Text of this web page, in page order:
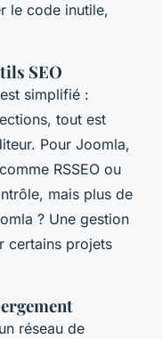
le code inutile,
SEO
simplifié :
tout est
Pour Joomla,
RSSEO ou
mais plus de
? Une gestion
certains projets
réseau de